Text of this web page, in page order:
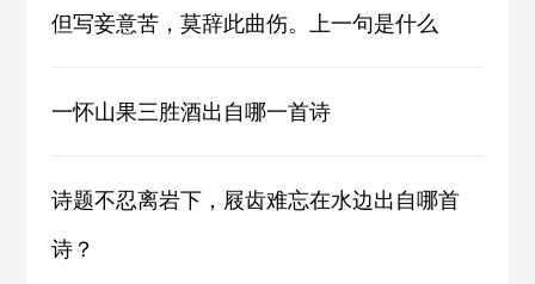
但写妾意苦，莫辞此曲伤。上一句是什么
一怀山果三胜酒出自哪一首诗
诗题不忍离岩下，屐齿难忘在水边出自哪首
诗？